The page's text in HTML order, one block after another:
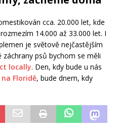
cca. 20.000 let, kde
14.000 až 33.000 let. I
je světově nejčastějším
psů bychom se měli
locally. Den, kdy bude u nás
na Floridě, bude dnem, kdy